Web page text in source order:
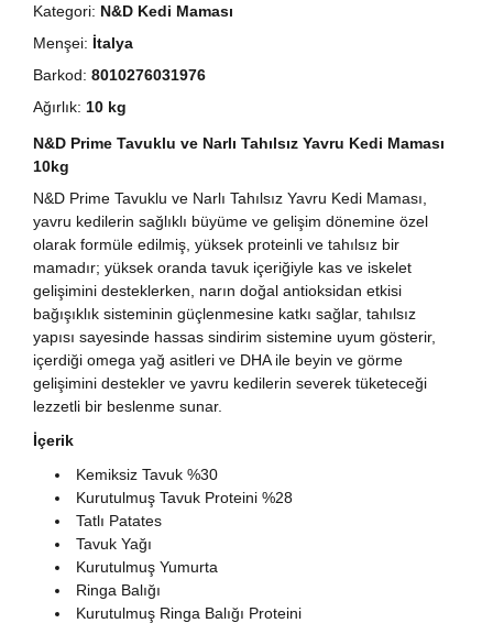
Kategori: N&D Kedi Maması
Menşei: İtalya
Barkod: 8010276031976
Ağırlık: 10 kg
N&D Prime Tavuklu ve Narlı Tahılsız Yavru Kedi Maması
10kg
N&D Prime Tavuklu ve Narlı Tahılsız Yavru Kedi Maması,
yavru kedilerin sağlıklı büyüme ve gelişim dönemine özel
olarak formüle edilmiş, yüksek proteinli ve tahılsız bir
mamadır; yüksek oranda tavuk içeriğiyle kas ve iskelet
gelişimini desteklerken, narın doğal antioksidan etkisi
bağışıklık sisteminin güçlenmesine katkı sağlar, tahılsız
yapısı sayesinde hassas sindirim sistemine uyum gösterir,
içerdiği omega yağ asitleri ve DHA ile beyin ve görme
gelişimini destekler ve yavru kedilerin severek tüketeceği
lezzetli bir beslenme sunar.
İçerik
Kemiksiz Tavuk %30
Kurutulmuş Tavuk Proteini %28
Tatlı Patates
Tavuk Yağı
Kurutulmuş Yumurta
Ringa Balığı
Kurutulmuş Ringa Balığı Proteini